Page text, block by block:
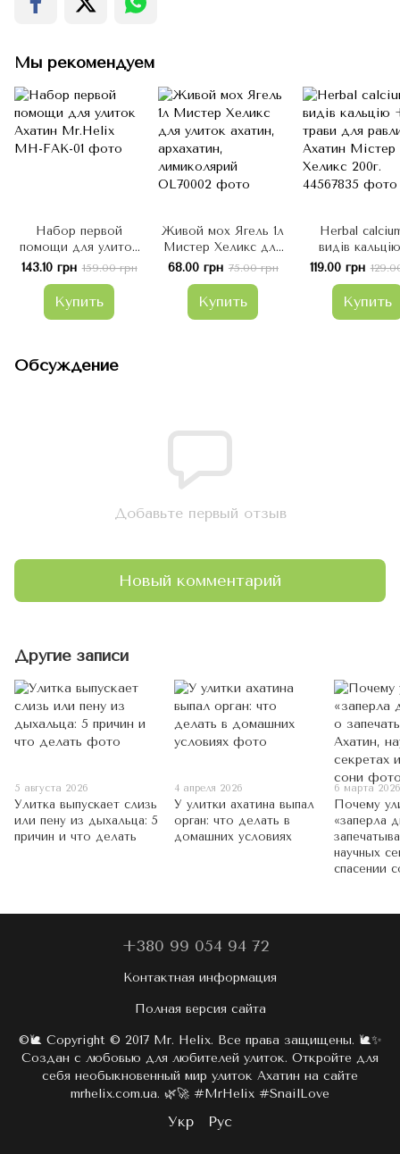
Мы рекомендуем
Набор первой
помощи для улиток
Ахатин Mr.Helix
143.10 грн 159.00 грн
Купить
Живой мох Ягель 1л
Мистер Хеликс для
улиток ахатин,
лимиколярий
68.00 грн 75.00 грн
Купить
Herbal
видів
трави для
Хеликс
119.00 грн
Купить
Обсуждение
Добавьте первый отзыв
Новый комментарий
Другие записи
5 августа 2026
Улитка выпускает слизь
или пену из дыхальца: 5
причин и что делать
4 апреля 2026
У улитки ахатина выпал
орган: что делать в
домашних условиях
6 марта
Почему
«заперла
научных
спасении
+380 99 054 94 72
Контактная информация
Полная версия сайта
©🐌 Copyright © 2017 Mr. Helix. Все права защищены. 🐌✨
Создан с любовью для любителей улиток. Откройте для
себя необыкновенный мир улиток Ахатин на сайте
mrhelix.com.ua. 🌿🚀 #MrHelix #SnailLove
Укр Рус